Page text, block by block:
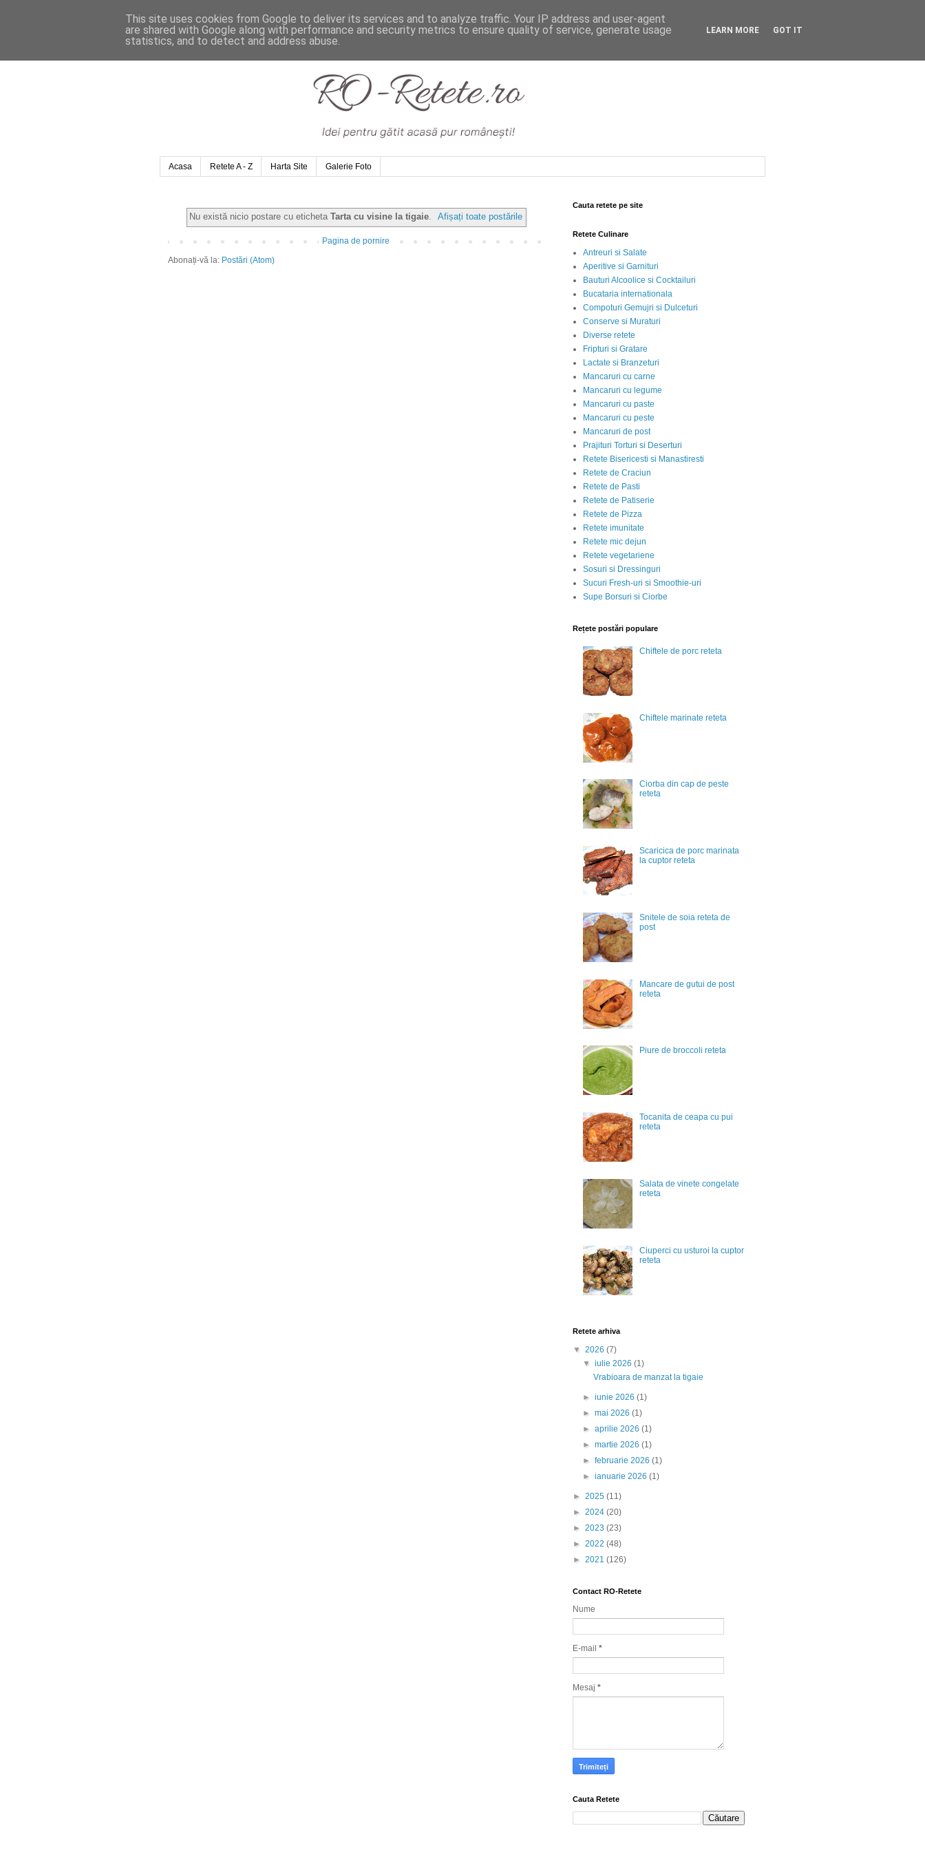
Acasa Retete A - Z Harta Site Galerie Foto
Nu există nicio postare cu eticheta Tarta cu visine la tigaie. Afișați toate postările
Pagina de pornire
Abonați-vă la: Postări (Atom)
Cauta retete pe site
Retete Culinare
Antreuri si Salate
Aperitive si Garnituri
Bauturi Alcoolice si Cocktailuri
Bucataria internationala
Compoturi Gemujri si Dulceturi
Conserve si Muraturi
Diverse retete
Fripturi si Gratare
Lactate si Branzeturi
Mancaruri cu carne
Mancaruri cu legume
Mancaruri cu paste
Mancaruri cu peste
Mancaruri de post
Prajituri Torturi si Deserturi
Retete Bisericesti si Manastiresti
Retete de Craciun
Retete de Pasti
Retete de Patiserie
Retete de Pizza
Retete imunitate
Retete mic dejun
Retete vegetariene
Sosuri si Dressinguri
Sucuri Fresh-uri si Smoothie-uri
Supe Borsuri si Ciorbe
Rețete postări populare
Chiftele de porc reteta
Chiftele marinate reteta
Ciorba din cap de peste
reteta
Scaricica de porc marinata
la cuptor reteta
Snitele de soia reteta de
post
Mancare de gutui de post
reteta
Piure de broccoli reteta
Tocanita de ceapa cu pui
reteta
Salata de vinete congelate
reteta
Ciuperci cu usturoi la cuptor
reteta
Retete arhiva
▼ 2026 (7)
▼iulie 2026(1)
Vrabioara de manzat la tigaie
►iunie 2026(1)
►mai 2026(1)
►aprilie 2026(1)
►martie 2026(1)
►februarie 2026(1)
►ianuarie 2026(1)
► 2025 (11)
► 2024 (20)
► 2023 (23)
► 2022 (48)
► 2021 (126)
Contact RO-Retete
Nume
E-mail *
Mesaj *
Cauta Retete
This site uses cookies from Google to deliver its services and to analyze traffic. Your IP address and user-agent
are shared with Google along with performance and security metrics to ensure quality of service, generate usage
statistics, and to detect and address abuse.
LEARN MORE GOT IT